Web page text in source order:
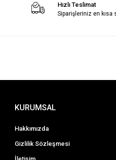
Hızlı Teslimat
Siparişleriniz en kısa
KURUMSAL
Hakkımızda
Gizlilik Sözleşmesi